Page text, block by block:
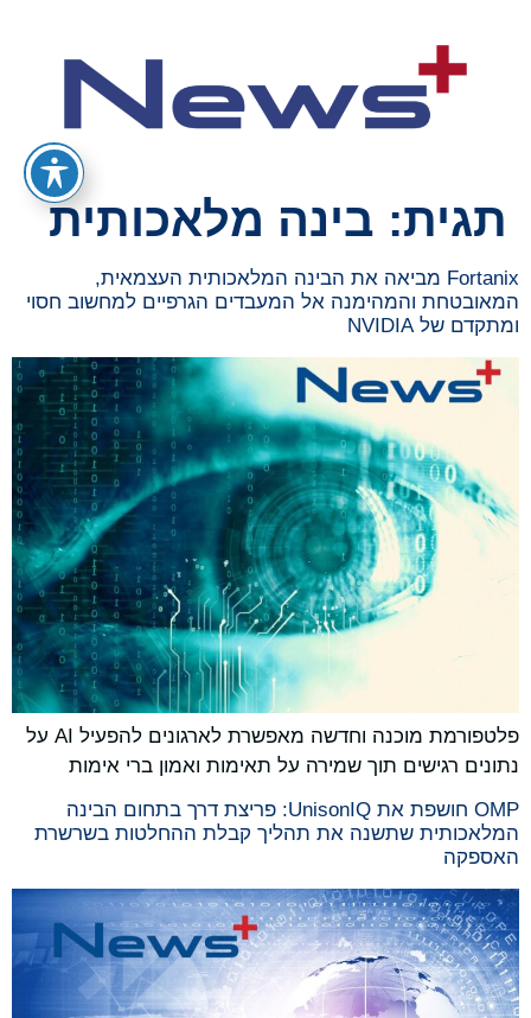
תגית: בינה מלאכותית
Fortanix מביאה את הבינה המלאכותית העצמאית,
המאובטחת והמהימנה אל המעבדים הגרפיים למחשוב חסוי
ומתקדם של NVIDIA
פלטפורמת מוכנה וחדשה מאפשרת לארגונים להפעיל AI על
נתונים רגישים תוך שמירה על תאימות ואמון ברי אימות
OMP חושפת את UnisonIQ: פריצת דרך בתחום הבינה
המלאכותית שתשנה את תהליך קבלת ההחלטות בשרשרת
האספקה